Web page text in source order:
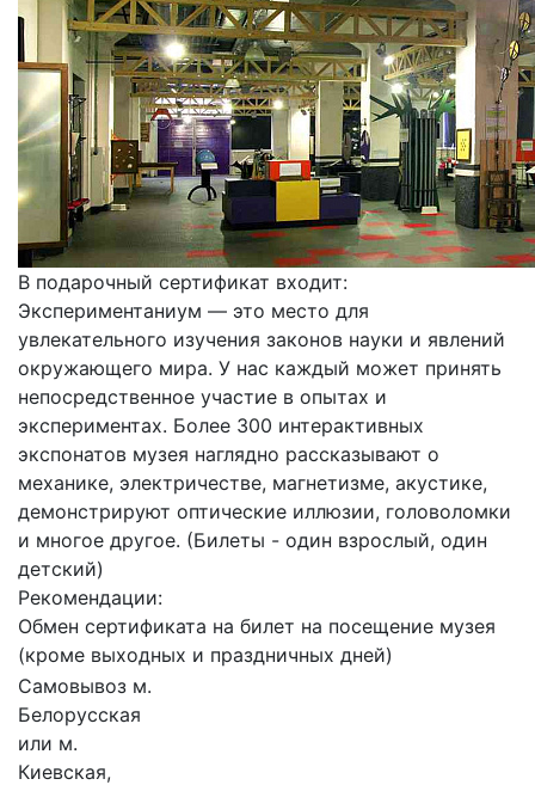
В подарочный сертификат входит:
Экспериментаниум — это место для
увлекательного изучения законов науки и явлений
окружающего мира. У нас каждый может принять
непосредственное участие в опытах и
экспериментах. Более 300 интерактивных
экспонатов музея наглядно рассказывают о
механике, электричестве, магнетизме, акустике,
демонстрируют оптические иллюзии, головоломки
и многое другое. (Билеты - один взрослый, один
детский)
Рекомендации:
Обмен сертификата на билет на посещение музея
(кроме выходных и праздничных дней)
Самовывоз м.
Белорусская
или м.
Киевская,